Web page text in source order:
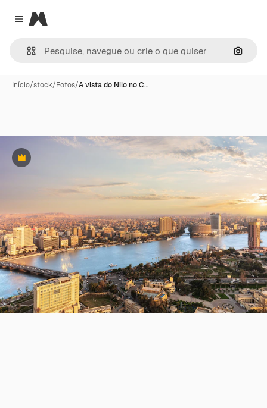
Close menu
Magnific
Início/stock/Fotos/A vista do Nilo no C…
Premium